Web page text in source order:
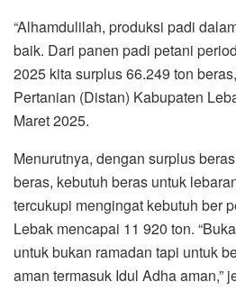
“Alhamdulilah, produksi padi
baik. Dari panen padi petani
2025 kita surplus 66.249 ton
Pertanian (Distan) Kabupaten
Maret 2025.
Menurutnya, dengan surplus
beras, kebutuh beras untuk
tercukupi mengingat kebutuh ber
Lebak mencapai 11 920 ton.
untuk bukan ramadan tapi untuk
aman termasuk Idul Adha aman,”